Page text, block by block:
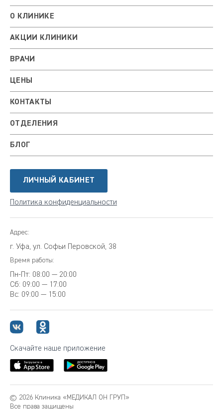
О КЛИНИКЕ
АКЦИИ КЛИНИКИ
ВРАЧИ
ЦЕНЫ
КОНТАКТЫ
ОТДЕЛЕНИЯ
БЛОГ
ЛИЧНЫЙ КАБИНЕТ
Политика конфиденциальности
Адрес:
г. Уфа, ул. Софьи Перовской, 38
Время работы:
Пн-Пт: 08:00 — 20:00
Сб: 09:00 — 17:00
Вс: 09:00 — 15:00
Скачайте наше приложение
© 2026 Клиника «МЕДИКАЛ ОН ГРУП»
Все права защищены